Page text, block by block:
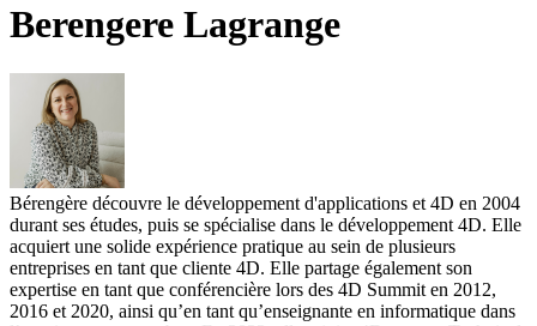
Berengere Lagrange
Bérengère découvre le développement d'applications et 4D en 2004
durant ses études, puis se spécialise dans le développement 4D. Elle
acquiert une solide expérience pratique au sein de plusieurs
entreprises en tant que cliente 4D. Elle partage également son
expertise en tant que conférencière lors des 4D Summit en 2012,
2016 et 2020, ainsi qu’en tant qu’enseignante en informatique dans